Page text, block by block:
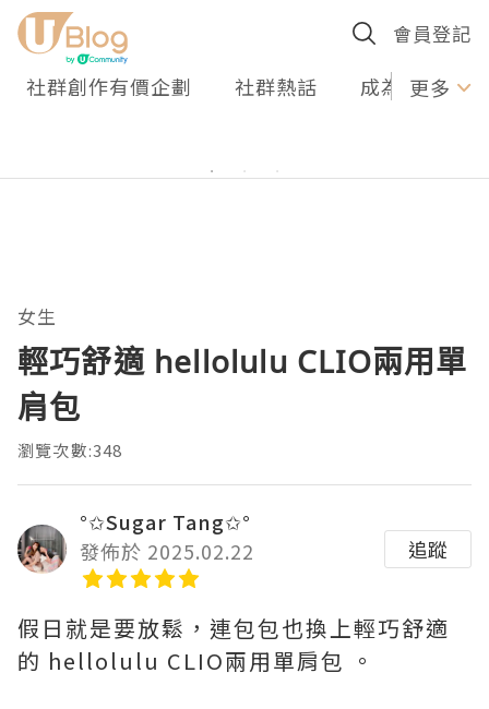
會員登記
社群創作有價企劃 社群熱話 成為U更多
女生
輕巧舒適 hellolulu CLIO兩用單
肩包
瀏覽次數:348
°✩Sugar Tang✩°
發佈於 2025.02.22
追蹤
假日就是要放鬆，連包包也換上輕巧舒適
的 hellolulu CLIO兩用單肩包 。